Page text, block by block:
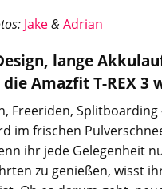
Jake& Adrian
lange
Amazfit T-REX
Freeriden, Splitboarding
im frischen
ihr jede Gelegenheit
zu genießen, wisst